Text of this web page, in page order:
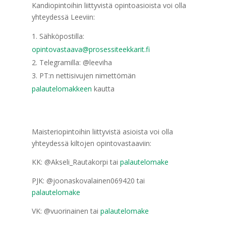
Kandiopintoihin liittyvistä opintoasioista voi olla
yhteydessä Leeviin:
Sähköpostilla:
opintovastaava@prosessiteekkarit.fi
Telegramilla: @leeviha
PT:n nettisivujen nimettömän
palautelomakkeen kautta
Maisteriopintoihin liittyvistä asioista voi olla
yhteydessä kiltojen opintovastaaviin:
KK: @Akseli_Rautakorpi tai palautelomake
PJK: @joonaskovalainen069420 tai
palautelomake
VK: @vuorinainen tai palautelomake